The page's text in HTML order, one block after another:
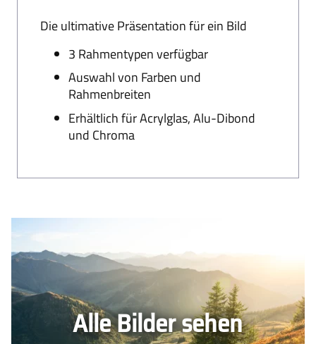
Die ultimative Präsentation für ein Bild
3 Rahmentypen verfügbar
Auswahl von Farben und
Rahmenbreiten
Erhältlich für Acrylglas, Alu-Dibond
und Chroma
Alle Bilder sehen